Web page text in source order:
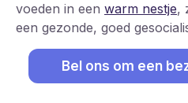
voeden in een warm nestje,
een gezonde, goed
Bel ons om een